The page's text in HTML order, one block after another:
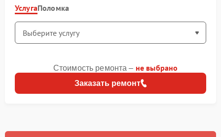
УслугаПоломка
Заказать ремонт
Стоимость ремонта – не выбрано